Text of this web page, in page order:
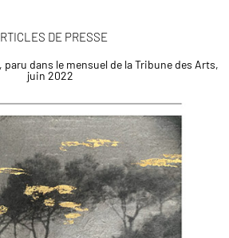
DE PRESSE
dans le mensuel de la Tribune des Arts,
juin 2022